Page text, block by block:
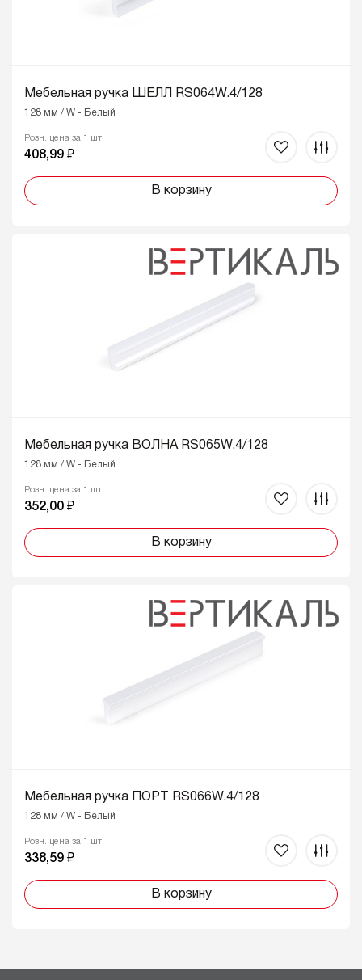
Мебельная ручка ШЕЛЛ RS064W.4/128
128 мм / W - Белый
Розн. цена за 1 шт
408,99 ₽
В корзину
Мебельная ручка ВОЛНА RS065W.4/128
128 мм / W - Белый
Розн. цена за 1 шт
352,00 ₽
В корзину
Мебельная ручка ПОРТ RS066W.4/128
128 мм / W - Белый
Розн. цена за 1 шт
338,59 ₽
В корзину